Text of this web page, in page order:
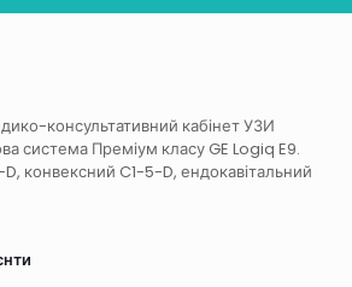
консультативний кабінет УЗИ
система Преміум класу GE Logiq E9.
D, конвексний C1-5-D, ендокавітальний